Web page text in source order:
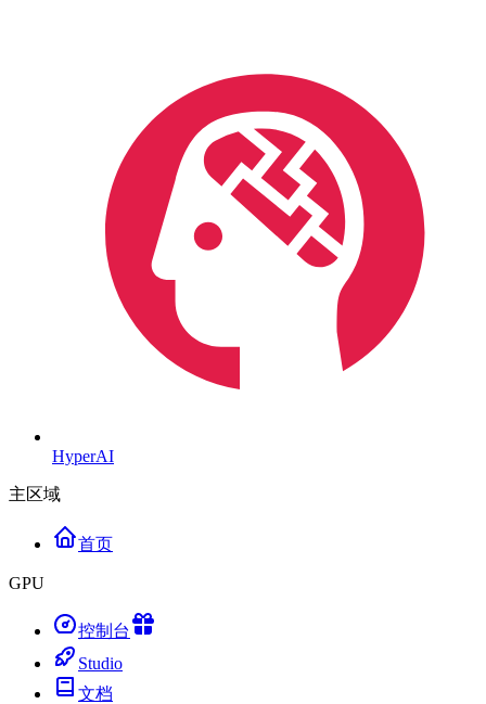
HyperAI
主区域
首页
GPU
控制台
Studio
文档